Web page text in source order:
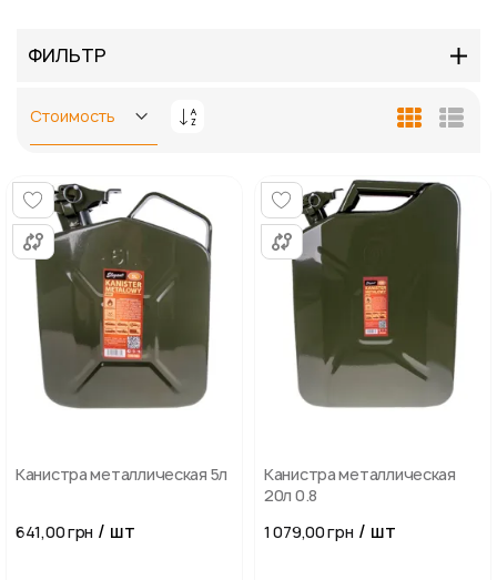
ФИЛЬТР
Задать
убыванию
Канистра металлическая 5л
641,00 грн / шт
Канистра металлическая
20л 0.8
1 079,00 грн / шт